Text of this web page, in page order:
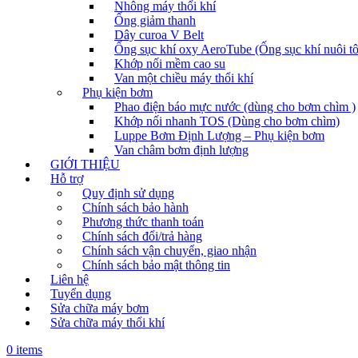
Nhông máy thổi khí
Ống giảm thanh
Dây curoa V Belt
Ống sục khí oxy AeroTube (Ống sục khí nuôi
Khớp nối mềm cao su
Van một chiều máy thổi khí
Phụ kiện bơm
Phao điện báo mực nước (dùng cho bơm chìm )
Khớp nối nhanh TOS (Dùng cho bơm chìm)
Luppe Bơm Định Lượng – Phụ kiện bơm
Van châm bơm định lượng
GIỚI THIỆU
Hỗ trợ
Quy định sử dụng
Chính sách bảo hành
Phương thức thanh toán
Chính sách đổi/trả hàng
Chính sách vận chuyển, giao nhận
Chính sách bảo mật thông tin
Liên hệ
Tuyển dụng
Sửa chữa máy bơm
Sửa chữa máy thổi khí
0 items